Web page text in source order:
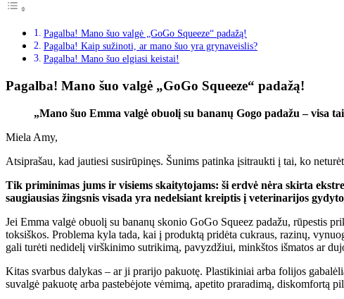
Pagalba! Mano šuo valgė „GoGo Squeeze“ padažą!
Pagalba! Kaip sužinoti, ar mano šuo yra grynaveislis?
Pagalba! Mano šuo elgiasi keistai!
Pagalba! Mano šuo valgė „GoGo Squeeze“ padažą!
„Mano šuo Emma valgė obuolį su bananų Gogo padažu – visa
Miela Amy,
Atsiprašau, kad jautiesi susirūpinęs. Šunims patinka įsitraukti į tai, ko
Tik priminimas jums ir visiems skaitytojams: ši erdvė nėra skirta
saugiausias žingsnis visada yra nedelsiant kreiptis į veterinarijos
Jei Emma valgė obuolį su bananų skonio GoGo Squeez padažu, rūpestis
toksiškos. Problema kyla tada, kai į produktą pridėta cukraus, razinų,
gali turėti nedidelį virškinimo sutrikimą, pavyzdžiui, minkštos išmatos ar
Kitas svarbus dalykas – ar ji prarijo pakuotę. Plastikiniai arba folijos
suvalgė pakuotę arba pastebėjote vėmimą, apetito praradimą, diskomfortą